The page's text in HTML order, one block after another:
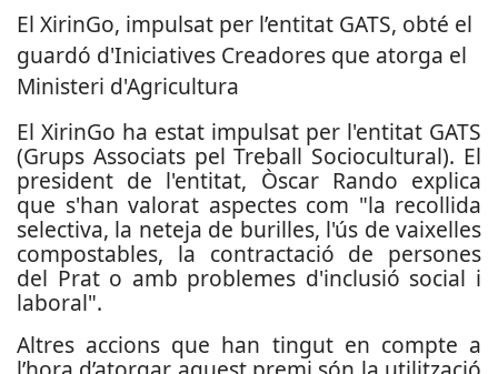
El XirinGo, impulsat per l’entitat GATS, obté el
guardó d'Iniciatives Creadores que atorga el
Ministeri d'Agricultura
El XirinGo ha estat impulsat per l'entitat GATS
(Grups Associats pel Treball Sociocultural). El
president de l'entitat, Òscar Rando explica
que s'han valorat aspectes com "la recollida
selectiva, la neteja de burilles, l'ús de vaixelles
compostables, la contractació de persones
del Prat o amb problemes d'inclusió social i
laboral".
Altres accions que han tingut en compte a